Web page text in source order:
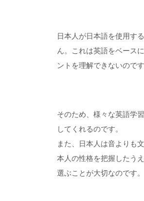
日本人が日本語を使用す
ん。これは英語をベース
ントを理解できないのです
そのため、様々な英語学
してくれるのです。
また、日本人は音よりも
本人の性格を把握したう
選ぶことが大切なのです。